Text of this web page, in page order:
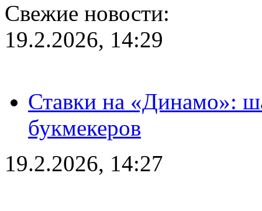
Свежие новости:
19.2.2026, 14:29
Ставки на «Динамо»:
букмекеров
19.2.2026, 14:27